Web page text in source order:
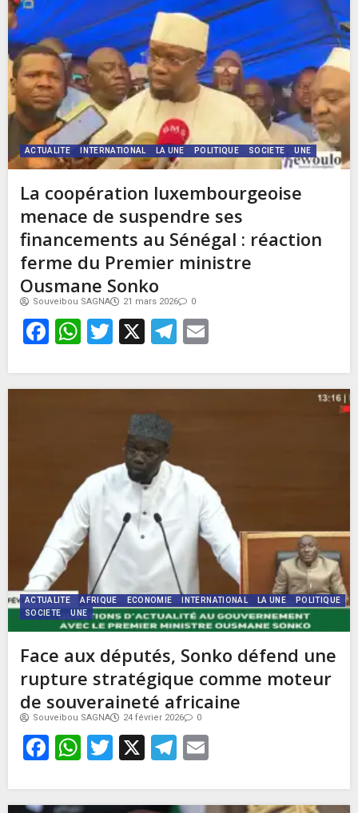
ACTUALITE INTERNATIONAL LA UNE POLITIQUE SOCIETE UNE
La coopération luxembourgeoise
menace de suspendre ses
financements au Sénégal : réaction
ferme du Premier ministre
Ousmane Sonko
Souveibou SAGNA 21 mars 2026 0
Facebook
WhatsApp
Twitter
X Telegram
ACTUALITE AFRIQUE ECONOMIE INTERNATIONAL LA UNE
POLITIQUE
SOCIETE
UNE
Face aux députés, Sonko défend une
rupture stratégique comme moteur
de souveraineté africaine
Souveibou SAGNA 24 février 2026 0
Facebook
WhatsApp
Twitter
X Telegram